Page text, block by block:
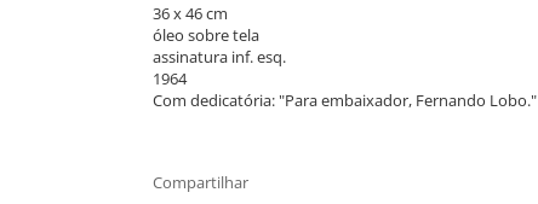
36 x 46 cm
óleo sobre tela
assinatura inf. esq.
1964
Com dedicatória: "Para embaixador, Fernando Lobo."
Compartilhar